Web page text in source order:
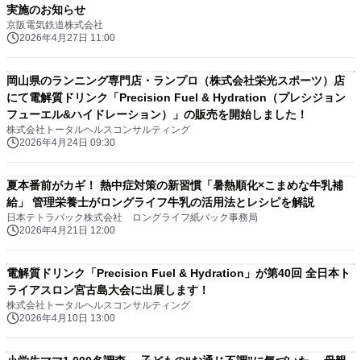
実施のお知らせ
京阪電気鉄道株式会社
2026年4月27日 11:00
岡山県のランニング専門店・ランプロ（株式会社栄光スポーツ）店
にて電解質ドリンク「Precision Fuel & Hydration（プレシジョン
フューエル&ハイドレーション）」の販売を開始しました！
株式会社トータルヘルスコンサルティング
2026年4月24日 09:30
夏本番前がカギ！ 熱中症対策の新習慣「暑熱順化×こまめな牛乳補
給」 管理栄養士がロングライフ牛乳の活用法とレシピを解説
日本テトラパック株式会社 ロングライフ紙パック事務局
2026年4月21日 12:00
電解質ドリンク「Precision Fuel & Hydration」が第40回 全日本ト
ライアスロン宮古島大会に出展します！
株式会社トータルヘルスコンサルティング
2026年4月10日 13:00